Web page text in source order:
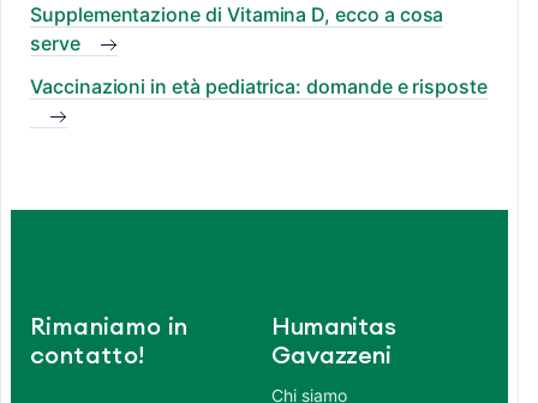
Supplementazione di Vitamina D, ecco a cosa
serve
Vaccinazioni in età pediatrica: domande e risposte
Rimaniamo in
contatto!
Humanitas
Gavazzeni
Chi siamo